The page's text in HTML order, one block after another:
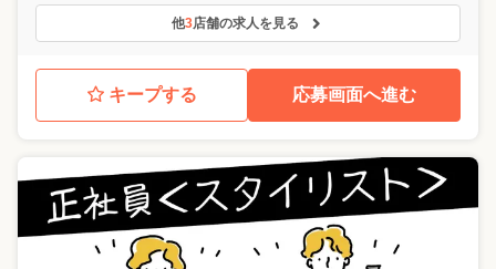
他3店舗の求人を見る
キープする 応募画面へ進む